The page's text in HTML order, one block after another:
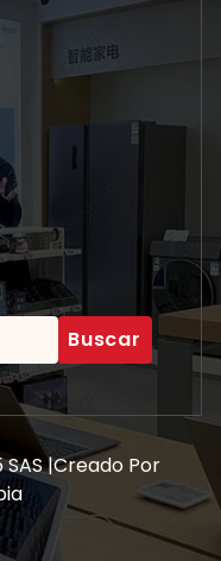
|Creado Por